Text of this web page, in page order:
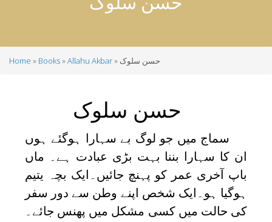
Home Books Allahu Akbar حسن سلوک
حسن سلوک
سماج میں جو لوگ بے سہارا ہوگئے ہوں
ان کا سہارا بننا بہت بڑی عبادت ہے۔ ماں
باپ آخری عمر کو پہنچ جائیں۔ایک بچہ یتیم
ہوگیا ہو۔ایک شخص اپنے وطن سے دور سفر
کی حالت میں کسی مشکل میں پھنس جائے۔